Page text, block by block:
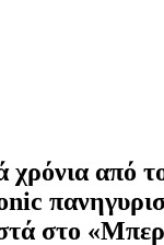
χρόνια από
στο